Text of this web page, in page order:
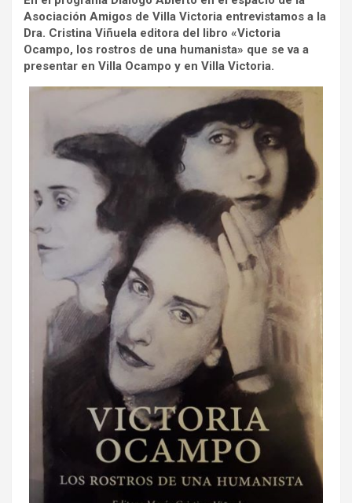
Asociación Amigos de Villa Victoria entrevistamos a la
Dra. Cristina Viñuela editora del libro «Victoria
Ocampo, los rostros de una humanista» que se va a
presentar en Villa Ocampo y en Villa Victoria.